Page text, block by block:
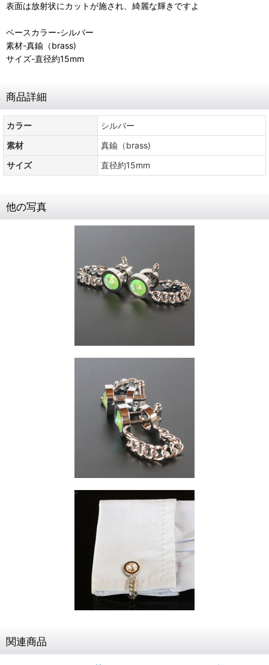
表面は放射状にカットが施され、綺麗な輝きですよ
ベースカラー-シルバー
素材-真鍮（brass)
サイズ-直径約15mm
商品詳細
カラー
シルバー
素材
真鍮（brass)
サイズ
直径約15mm
他の写真
関連商品